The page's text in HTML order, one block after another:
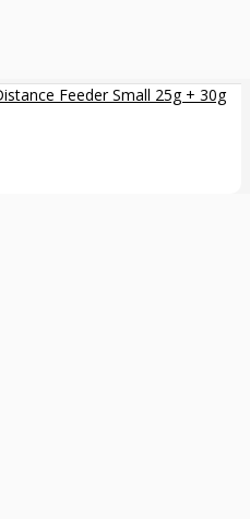
Feeder Small 25g + 30g